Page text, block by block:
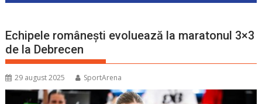
Echipele românești evoluează la maratonul 3×3
de la Debrecen
29 august 2025 SportArena